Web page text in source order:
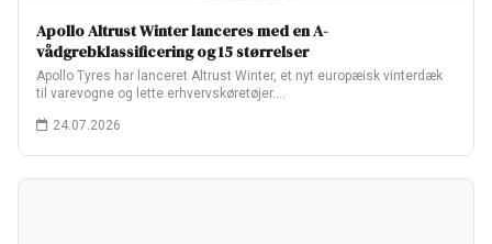
Apollo Altrust Winter lanceres med en A-
vådgrebklassificering og 15 størrelser
Apollo Tyres har lanceret Altrust Winter, et nyt europæisk vinterdæk
til varevogne og lette erhvervskøretøjer.…
24.07.2026